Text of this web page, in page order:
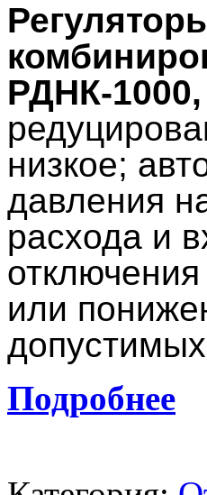
РДНК-
низкое;
давления
расхода и
или
Подробнее